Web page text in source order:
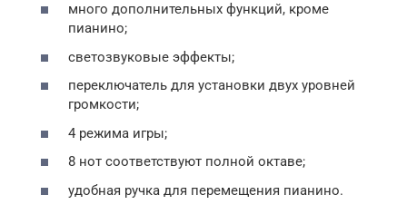
много дополнительных функций, кроме
пианино;
светозвуковые эффекты;
переключатель для установки двух уровней
громкости;
4 режима игры;
8 нот соответствуют полной октаве;
удобная ручка для перемещения пианино.